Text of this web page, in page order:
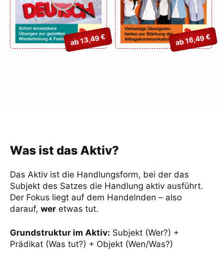
ab 13,49 € ab 16,49 €
Was ist das Aktiv?
Das Aktiv ist die Handlungsform, bei der das
Subjekt des Satzes die Handlung aktiv ausführt.
Der Fokus liegt auf dem Handelnden – also
darauf, wer etwas tut.
Grundstruktur im Aktiv: Subjekt (Wer?) +
Prädikat (Was tut?) + Objekt (Wen/Was?)